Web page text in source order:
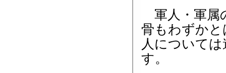
軍人・軍属
骨もわずか
人について
す。